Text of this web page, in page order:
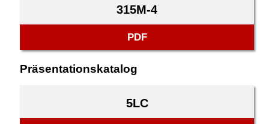
315M-4
PDF
Präsentationskatalog
5LC